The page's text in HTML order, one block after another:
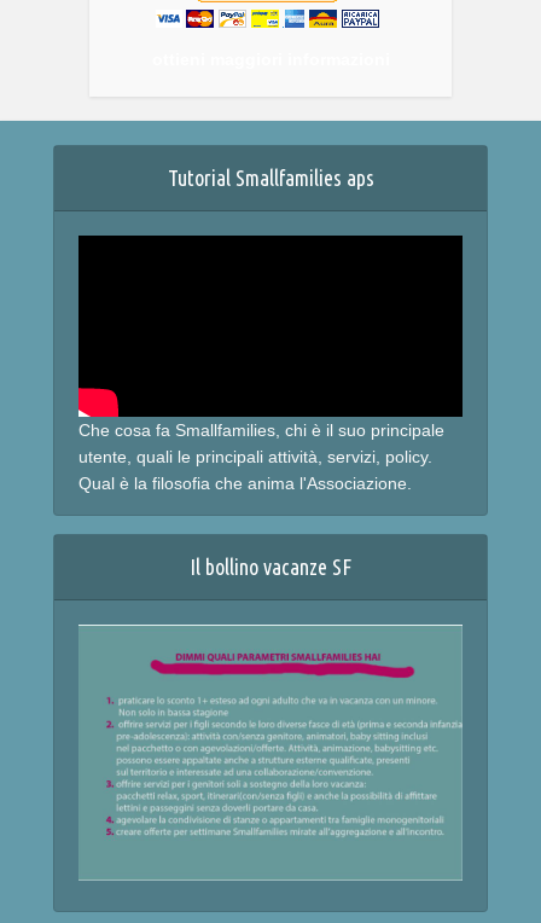
Tutorial Smallfamilies aps
Che cosa fa Smallfamilies, chi è il suo principale
utente, quali le principali attività, servizi, policy.
Qual è la filosofia che anima l'Associazione.
Il bollino vacanze SF